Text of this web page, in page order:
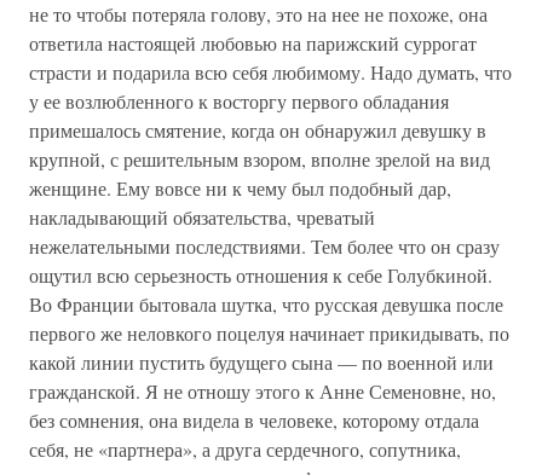
не то чтобы потеряла голову, это на нее не похоже, она
ответила настоящей любовью на парижский суррогат
страсти и подарила всю себя любимому. Надо думать, что
у ее возлюбленного к восторгу первого обладания
примешалось смятение, когда он обнаружил девушку в
крупной, с решительным взором, вполне зрелой на вид
женщине. Ему вовсе ни к чему был подобный дар,
накладывающий обязательства, чреватый
нежелательными последствиями. Тем более что он сразу
ощутил всю серьезность отношения к себе Голубкиной.
Во Франции бытовала шутка, что русская девушка после
первого же неловкого поцелуя начинает прикидывать, по
какой линии пустить будущего сына — по военной или
гражданской. Я не отношу этого к Анне Семеновне, но,
без сомнения, она видела в человеке, которому отдала
себя, не «партнера», а друга сердечного, сопутника,